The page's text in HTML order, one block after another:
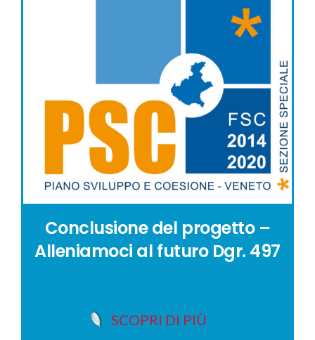
Conclusione del progetto –
Alleniamoci al futuro Dgr. 497
SCOPRI DI PIÙ